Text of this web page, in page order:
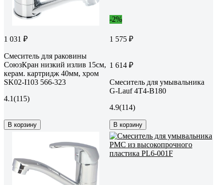
1 031 ₽
Смеситель для раковины
СоюзКран низкий излив 15см,
керам. картридж 40мм, хром
SK02-I103 566-323
4.1(115)
В корзину
-2%
1 575 ₽
1 614 ₽
Смеситель для умывальника
G-Lauf 4T4-B180
4.9(114)
В корзину